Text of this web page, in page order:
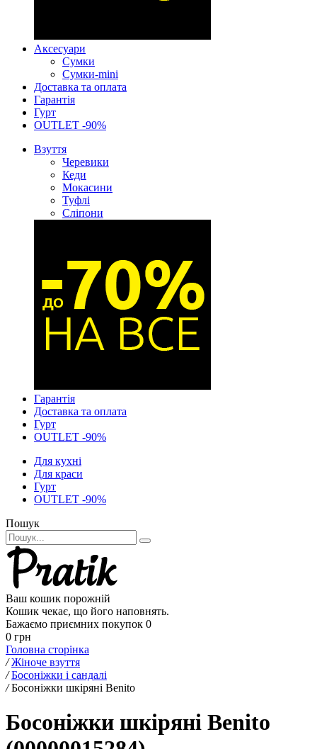
Аксесуари
Сумки
Сумки-mini
Доставка та оплата
Гарантія
Гурт
OUTLET -90%
Взуття
Черевики
Кеди
Мокасини
Туфлі
Сліпони
Гарантія
Доставка та оплата
Гурт
OUTLET -90%
Для кухні
Для краси
Гурт
OUTLET -90%
Пошук
Ваш кошик порожній
Кошик чекає, що його наповнять.
Бажаємо приємних покупок 0
0 грн
Головна сторінка
/ Жіноче взуття
/ Босоніжки і сандалі
/ Босоніжки шкіряні Benito
Босоніжки шкіряні Benito